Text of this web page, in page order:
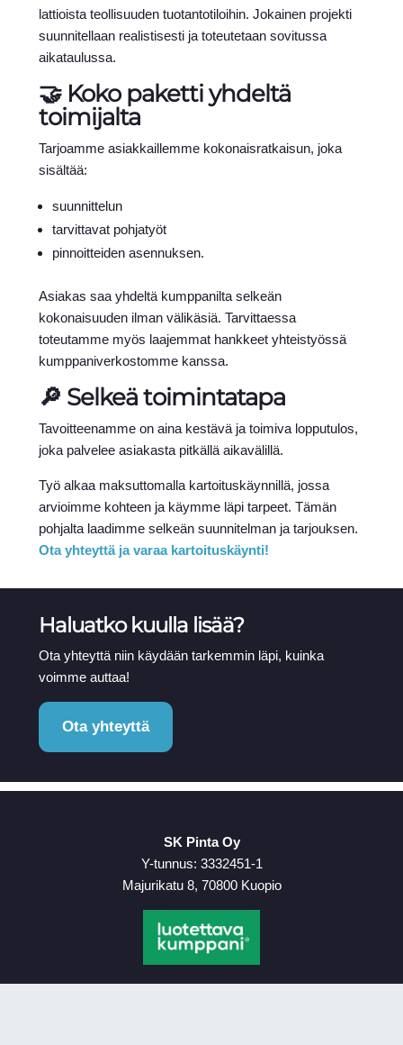
lattioista teollisuuden tuotantotiloihin. Jokainen projekti
suunnitellaan realistisesti ja toteutetaan sovitussa
aikataulussa.
🤝 Koko paketti yhdeltä
toimijalta
Tarjoamme asiakkaillemme kokonaisratkaisun, joka
sisältää:
suunnittelun
tarvittavat pohjatyöt
pinnoitteiden asennuksen.
Asiakas saa yhdeltä kumppanilta selkeän
kokonaisuuden ilman välikäsiä. Tarvittaessa
toteutamme myös laajemmat hankkeet yhteistyössä
kumppaniverkostomme kanssa.
🔎 Selkeä toimintatapa
Tavoitteenamme on aina kestävä ja toimiva lopputulos,
joka palvelee asiakasta pitkällä aikavälillä.
Työ alkaa maksuttomalla kartoituskäynnillä, jossa
arvioimme kohteen ja käymme läpi tarpeet. Tämän
pohjalta laadimme selkeän suunnitelman ja tarjouksen.
Ota yhteyttä ja varaa kartoituskäynti!
Haluatko kuulla lisää?
Ota yhteyttä niin käydään tarkemmin läpi, kuinka
voimme auttaa!
Ota yhteyttä
SK Pinta Oy
Y-tunnus: 3332451-1
Majurikatu 8, 70800 Kuopio